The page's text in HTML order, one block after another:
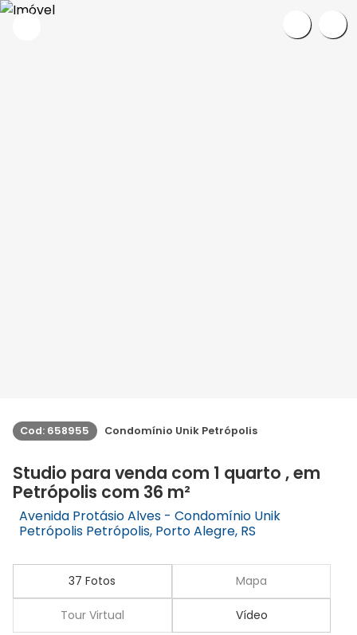
Cod: 658955 Condomínio Unik Petrópolis
Studio para venda com 1 quarto , em
Petrópolis com 36 m²
Avenida Protásio Alves - Condomínio Unik
Petrópolis Petrópolis, Porto Alegre, RS
37 Fotos Mapa
Tour Virtual Vídeo